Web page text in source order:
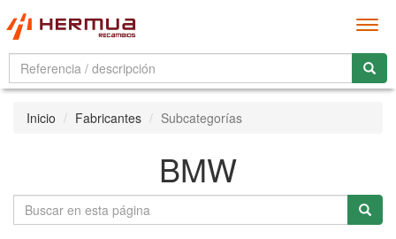
Inicio Fabricantes Subcategorías
BMW